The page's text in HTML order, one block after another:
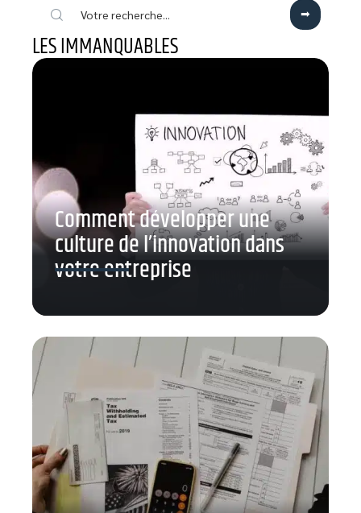
LES IMMANQUABLES
Comment développer une
culture de l’innovation dans
votre entreprise